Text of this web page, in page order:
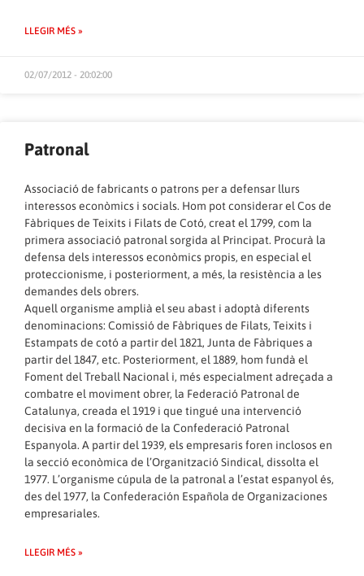
LLEGIR MÉS »
02/07/2012 - 20:02:00
Patronal
Associació de fabricants o patrons per a defensar llurs
interessos econòmics i socials. Hom pot considerar el Cos de
Fàbriques de Teixits i Filats de Cotó, creat el 1799, com la
primera associació patronal sorgida al Principat. Procurà la
defensa dels interessos econòmics propis, en especial el
proteccionisme, i posteriorment, a més, la resistència a les
demandes dels obrers.
Aquell organisme amplià el seu abast i adoptà diferents
denominacions: Comissió de Fàbriques de Filats, Teixits i
Estampats de cotó a partir del 1821, Junta de Fàbriques a
partir del 1847, etc. Posteriorment, el 1889, hom fundà el
Foment del Treball Nacional i, més especialment adreçada a
combatre el moviment obrer, la Federació Patronal de
Catalunya, creada el 1919 i que tingué una intervenció
decisiva en la formació de la Confederació Patronal
Espanyola. A partir del 1939, els empresaris foren inclosos en
la secció econòmica de l’Organització Sindical, dissolta el
1977. L’organisme cúpula de la patronal a l’estat espanyol és,
des del 1977, la Confederación Española de Organizaciones
empresariales.
LLEGIR MÉS »